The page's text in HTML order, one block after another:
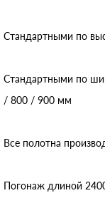
Стандартными по
Стандартными по
/ 800 / 900 мм
Все полотна
Погонаж длиной